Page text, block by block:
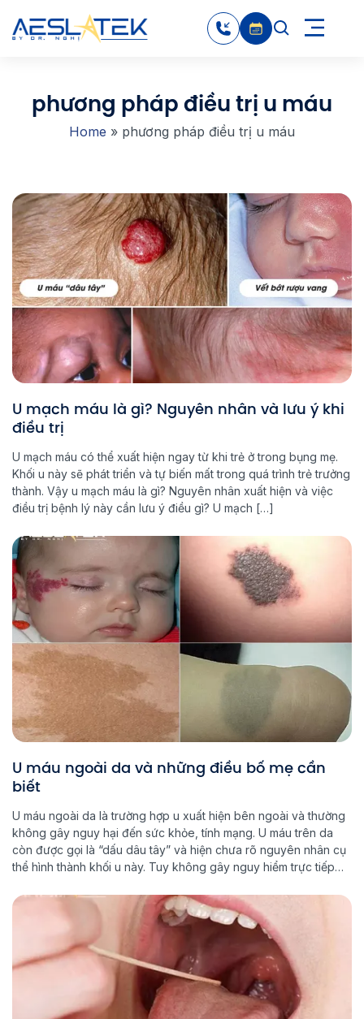
phương pháp điều trị u máu
Home » phương pháp điều trị u máu
U mạch máu là gì? Nguyên nhân và lưu ý khi
điều trị
U mạch máu có thể xuất hiện ngay từ khi trẻ ở trong bụng mẹ.
Khối u này sẽ phát triển và tự biến mất trong quá trình trẻ trưởng
thành. Vậy u mạch máu là gì? Nguyên nhân xuất hiện và việc
điều trị bệnh lý này cần lưu ý điều gì? U mạch […]
U máu ngoài da và những điều bố mẹ cần
biết
U máu ngoài da là trường hợp u xuất hiện bên ngoài và thường
không gây nguy hại đến sức khỏe, tính mạng. U máu trên da
còn được gọi là “dấu dâu tây” và hiện chưa rõ nguyên nhân cụ
thể hình thành khối u này. Tuy không gây nguy hiểm trực tiếp